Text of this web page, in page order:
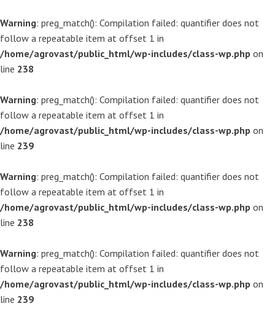
Warning: preg_match(): Compilation failed: quantifier does not
follow a repeatable item at offset 1 in
/home/agrovast/public_html/wp-includes/class-wp.php on
line 238
Warning: preg_match(): Compilation failed: quantifier does not
follow a repeatable item at offset 1 in
/home/agrovast/public_html/wp-includes/class-wp.php on
line 239
Warning: preg_match(): Compilation failed: quantifier does not
follow a repeatable item at offset 1 in
/home/agrovast/public_html/wp-includes/class-wp.php on
line 238
Warning: preg_match(): Compilation failed: quantifier does not
follow a repeatable item at offset 1 in
/home/agrovast/public_html/wp-includes/class-wp.php on
line 239